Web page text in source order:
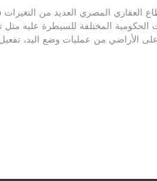
العقاري المصري العديد من
الحكومية المختلفة للسيطرة عليه مثل
الأراضي من عمليات وضع اليد،